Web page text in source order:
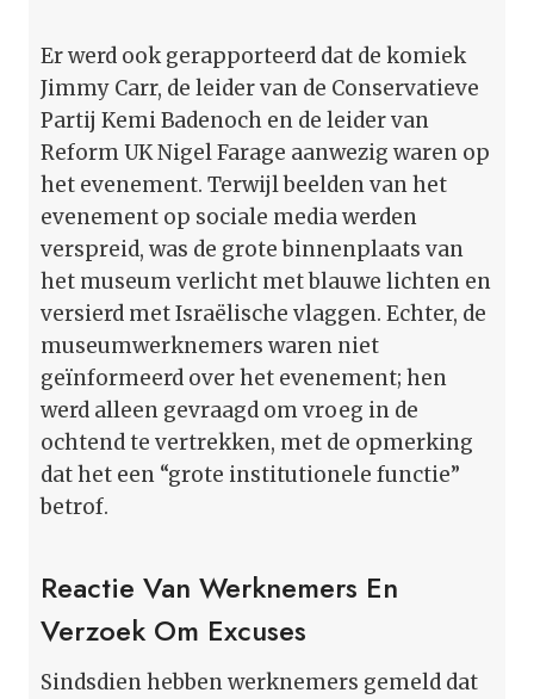
Er werd ook gerapporteerd dat de komiek
Jimmy Carr, de leider van de Conservatieve
Partij Kemi Badenoch en de leider van
Reform UK Nigel Farage aanwezig waren op
het evenement. Terwijl beelden van het
evenement op sociale media werden
verspreid, was de grote binnenplaats van
het museum verlicht met blauwe lichten en
versierd met Israëlische vlaggen. Echter, de
museumwerknemers waren niet
geïnformeerd over het evenement; hen
werd alleen gevraagd om vroeg in de
ochtend te vertrekken, met de opmerking
dat het een “grote institutionele functie”
betrof.
Reactie Van Werknemers En
Verzoek Om Excuses
Sindsdien hebben werknemers gemeld dat